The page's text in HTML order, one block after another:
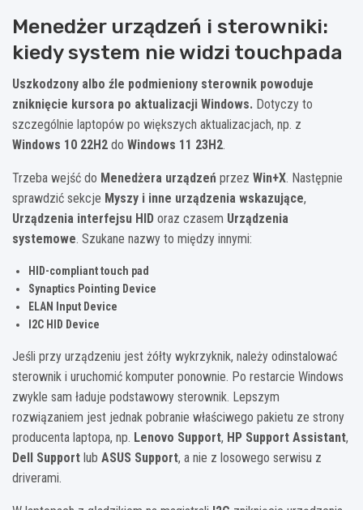
Menedżer urządzeń i sterowniki:
kiedy system nie widzi touchpada
Uszkodzony albo źle podmieniony sterownik powoduje
zniknięcie kursora po aktualizacji Windows. Dotyczy to
szczególnie laptopów po większych aktualizacjach, np. z
Windows 10 22H2 do Windows 11 23H2.
Trzeba wejść do Menedżera urządzeń przez Win+X. Następnie
sprawdzić sekcje Myszy i inne urządzenia wskazujące,
Urządzenia interfejsu HID oraz czasem Urządzenia
systemowe. Szukane nazwy to między innymi:
HID-compliant touch pad
Synaptics Pointing Device
ELAN Input Device
I2C HID Device
Jeśli przy urządzeniu jest żółty wykrzyknik, należy odinstalować
sterownik i uruchomić komputer ponownie. Po restarcie Windows
zwykle sam ładuje podstawowy sterownik. Lepszym
rozwiązaniem jest jednak pobranie właściwego pakietu ze strony
producenta laptopa, np. Lenovo Support, HP Support Assistant,
Dell Support lub ASUS Support, a nie z losowego serwisu z
driverami.